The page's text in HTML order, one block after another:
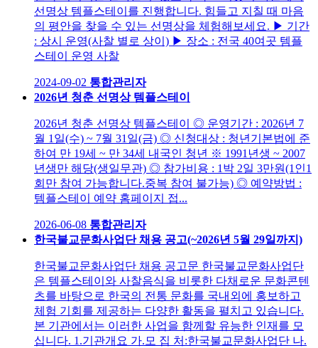
선명상 템플스테이를 진행합니다. 힘들고 지칠 때 마음
의 평안을 찾을 수 있는 선명상을 체험해보세요. ▶ 기간
: 상시 운영(사찰 별로 상이) ▶ 장소 : 전국 40여곳 템플
스테이 운영 사찰
2024-09-02 통합관리자
2026년 청춘 선명상 템플스테이
2026년 청춘 선명상 템플스테이 ◎ 운영기간 : 2026년 7
월 1일(수) ~ 7월 31일(금) ◎ 신청대상 : 청년기본법에 준
하여 만 19세 ~ 만 34세 내국인 청년 ※ 1991년생 ~ 2007
년생만 해당(생일무관) ◎ 참가비용 : 1박 2일 3만원(1인1
회만 참여 가능합니다.중복 참여 불가능) ◎ 예약방법 :
템플스테이 예약 홈페이지 접...
2026-06-08 통합관리자
한국불교문화사업단 채용 공고(~2026년 5월 29일까지)
한국불교문화사업단 채용 공고문 한국불교문화사업단
은 템플스테이와 사찰음식을 비롯한 다채로운 문화콘텐
츠를 바탕으로 한국의 전통 문화를 국내외에 홍보하고
체험 기회를 제공하는 다양한 활동을 펼치고 있습니다.
본 기관에서는 이러한 사업을 함께할 유능한 인재를 모
십니다. 1.기관개요 가.모 집 처:한국불교문화사업단 나.